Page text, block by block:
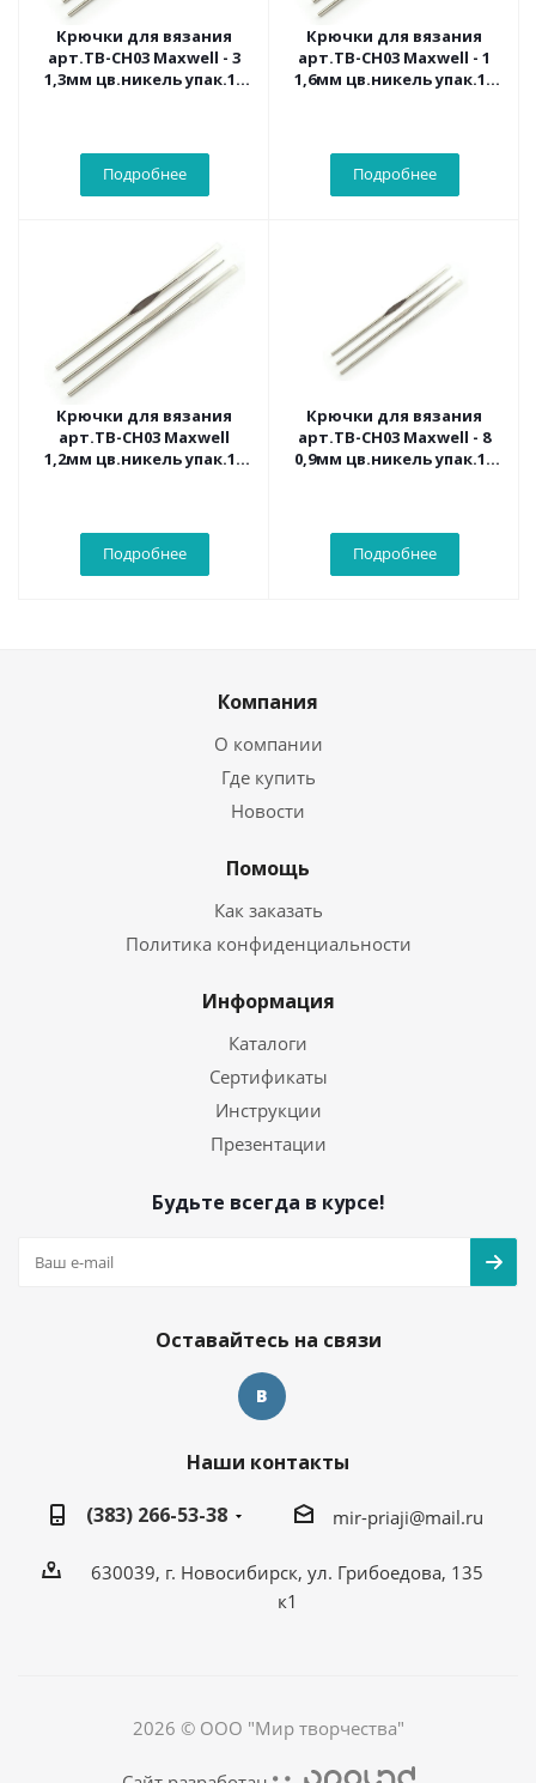
Крючки для вязания
арт.ТВ-CH03 Maxwell - 3
1,3мм цв.никель упак.12
Подробнее
Крючки для вязания
арт.ТВ-CH03 Maxwell - 1
1,6мм цв.никель упак.12
Подробнее
Крючки для вязания
арт.ТВ-CH03 Maxwell
1,2мм цв.никель упак.12
Подробнее
Крючки для вязания
арт.ТВ-CH03 Maxwell - 8
0,9мм цв.никель упак.12
Подробнее
Компания
О компании
Где купить
Новости
Помощь
Как заказать
Политика конфиденциальности
Информация
Каталоги
Сертификаты
Инструкции
Презентации
Будьте всегда в курсе!
Оставайтесь на связи
Наши контакты
(383) 266-53-38
mir-priaji@mail.ru
630039, г. Новосибирск, ул. Грибоедова, 135
к1
2026 © ООО "Мир творчества"